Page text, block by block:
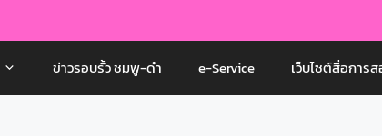
ข่าวรอบรั้ว ชมพู-ดำ e-Service เว็บไซต์สื่อการ